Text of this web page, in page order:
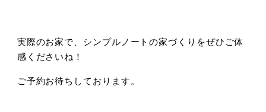
実際のお家で、シンプルノートの家づくりをぜひご体
感くださいね！
ご予約お待ちしております。